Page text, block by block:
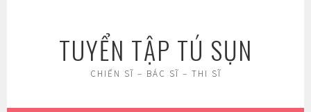
TUYỂN TẬP TÚ SỤN
CHIẾN SĨ – BÁC SĨ – THI SĨ